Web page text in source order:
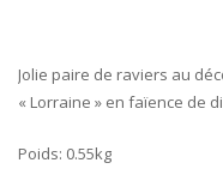
Jolie paire de raviers au
« Lorraine » en faïence de
Poids: 0.55kg